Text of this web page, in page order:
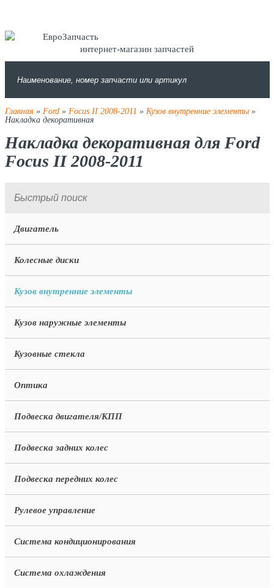
интернет-магазин запчастей
Главная » Ford» Focus II 2008-2011 » Кузов внутренние элементы»
Накладка декоративная
Накладка декоративная для Ford
Focus II 2008-2011
Двигатель
Колесные диски
Кузов внутренние элементы
Кузов наружные элементы
Кузовные стекла
Оптика
Подвеска двигателя/КПП
Подвеска задних колес
Подвеска передних колес
Рулевое управление
Система кондиционирования
Система охлаждения